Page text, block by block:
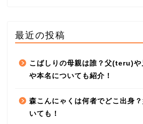
最近の投稿
こばしりの母親は誰？父(teru)や
や本名についても紹介！
森こんにゃくは何者でどこ出身
いても！